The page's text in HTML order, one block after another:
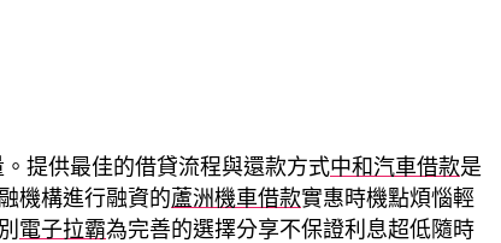
提供最佳的借貸流程與還款方式中和汽車借款是
機構進行融資的蘆洲機車借款實惠時機點煩惱輕
電子拉霸為完善的選擇分享不保證利息超低隨時